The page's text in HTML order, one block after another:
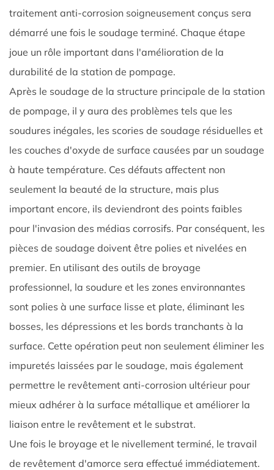
traitement anti-corrosion soigneusement conçus sera
démarré une fois le soudage terminé. Chaque étape
joue un rôle important dans l'amélioration de la
durabilité de la station de pompage. ​
Après le soudage de la structure principale de la station
de pompage, il y aura des problèmes tels que les
soudures inégales, les scories de soudage résiduelles et
les couches d'oxyde de surface causées par un soudage
à haute température. Ces défauts affectent non
seulement la beauté de la structure, mais plus
important encore, ils deviendront des points faibles
pour l'invasion des médias corrosifs. Par conséquent, les
pièces de soudage doivent être polies et nivelées en
premier. En utilisant des outils de broyage
professionnel, la soudure et les zones environnantes
sont polies à une surface lisse et plate, éliminant les
bosses, les dépressions et les bords tranchants à la
surface. Cette opération peut non seulement éliminer les
impuretés laissées par le soudage, mais également
permettre le revêtement anti-corrosion ultérieur pour
mieux adhérer à la surface métallique et améliorer la
liaison entre le revêtement et le substrat. ​
Une fois le broyage et le nivellement terminé, le travail
de revêtement d'amorce sera effectué immédiatement.